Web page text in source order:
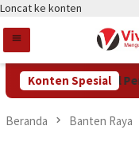
Loncat ke konten
Konten Spesial
Pemkot Tangsel
Beranda Banten Raya